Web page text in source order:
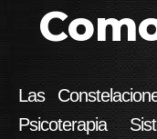
Las
Psicoterapia